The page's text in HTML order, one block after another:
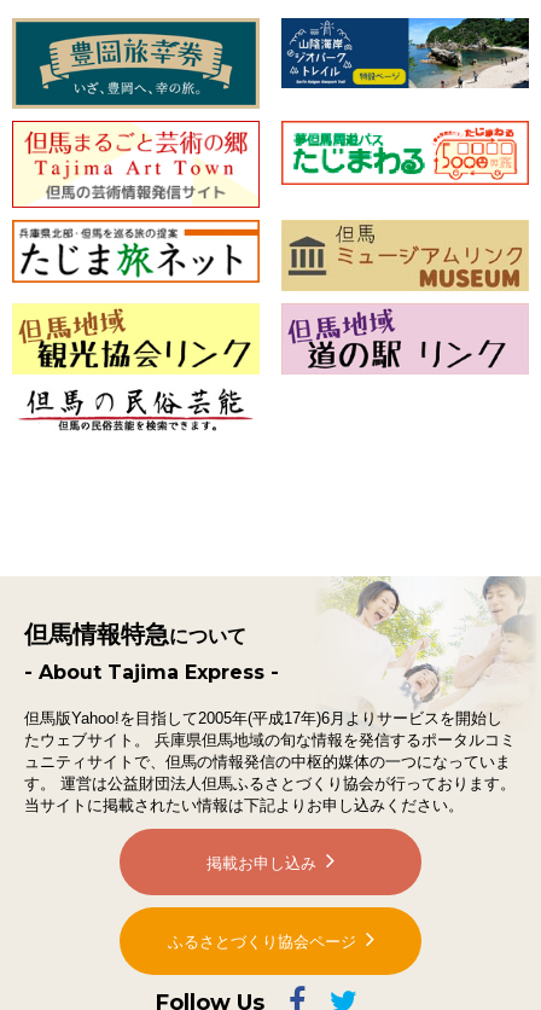
但馬情報特急について
- About Tajima Express -
但馬版Yahoo!を目指して2005年(平成17年)6月よりサービスを開始し
たウェブサイト。
兵庫県但馬地域の旬な情報を発信するポータルコミ
ュニティサイトで、 但馬の情報発信の中枢的媒体の一つになっていま
す。
運営は公益財団法人但馬ふるさとづくり協会が行っております。
当サイトに掲載されたい情報は下記よりお申し込みください。
掲載お申し込み
ふるさとづくり協会ページ
Follow Us